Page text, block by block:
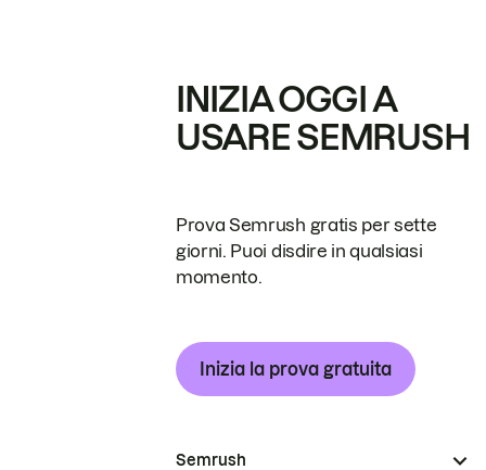
INIZIA OGGI A
USARE SEMRUSH
Prova Semrush gratis per sette
giorni. Puoi disdire in qualsiasi
momento.
Inizia la prova gratuita
Semrush